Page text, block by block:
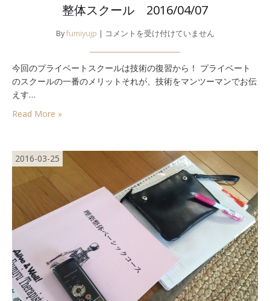
整体スクール 2016/04/07
Byfumiyujp | 整
ク
ー
コメントを受け付けていません
今回のプライベートスクールは技術の復習から！ プライベート
のスクールの一番のメリットそれが、技術をマンツーマンでお伝
えす…
Read More »
2016-03-25